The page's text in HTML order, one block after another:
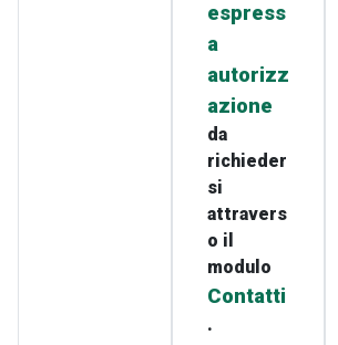
espress
a
autorizz
azione
da
richieder
si
attravers
o il
modulo
Contatti
.